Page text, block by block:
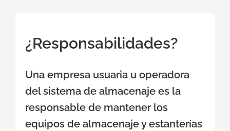
¿Responsabilidades?
Una empresa usuaria u operadora
del sistema de almacenaje es la
responsable de mantener los
equipos de almacenaje y estanterías